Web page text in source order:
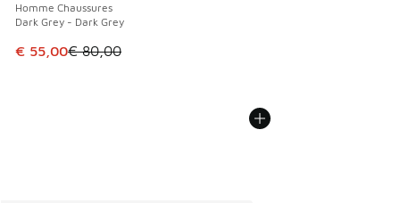
Homme Chaussures
Dark Grey - Dark Grey
Cet article est en promotion. Prix en baisse de € 80,00 à
€ 55,00€ 80,00